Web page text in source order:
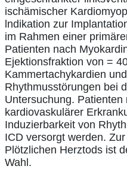
ischämischer
lndikation zur
im Rahmen einer
Patienten nach
Ejektionsfraktion von =
Kammertachykardien
Rhythmusstörungen bei
Untersuchung.
kardiovaskulärer
Induzierbarkeit von
ICD versorgt werden.
Plötzlichen Herztods ist
Wahl.